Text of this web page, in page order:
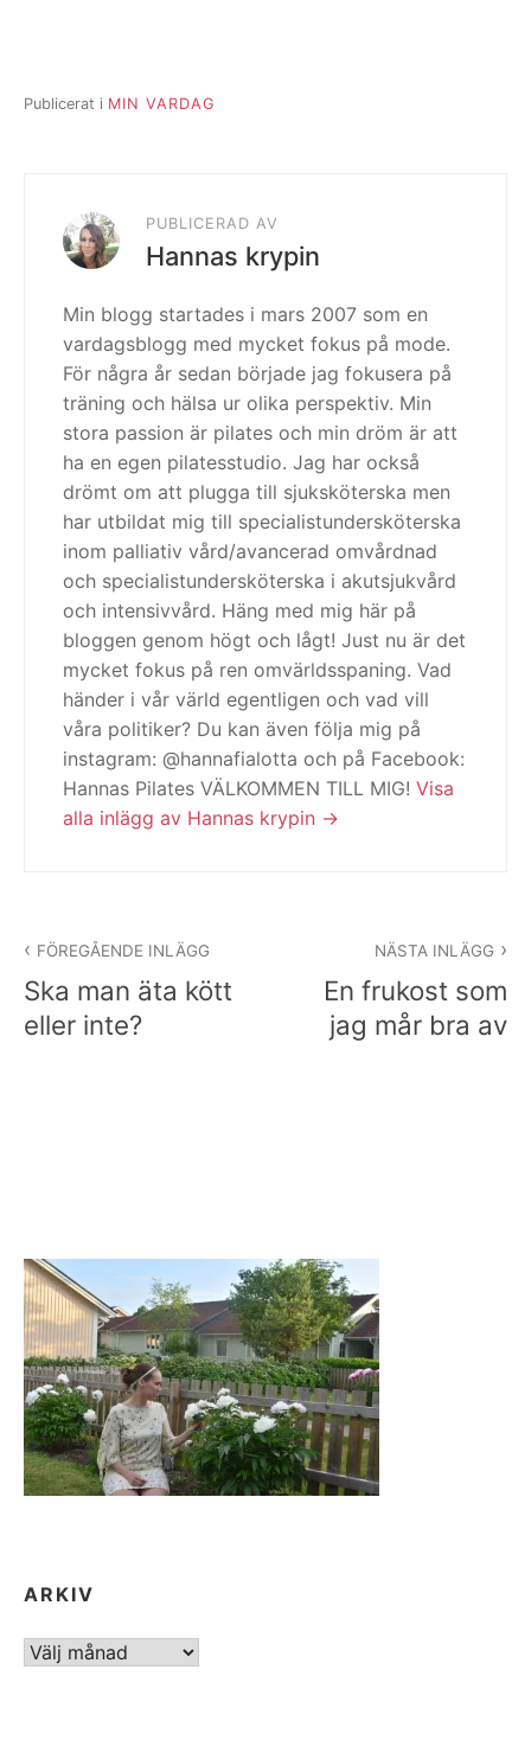
Publicerat i MIN VARDAG
PUBLICERAD AV
Hannas krypin
Min blogg startades i mars 2007 som en
vardagsblogg med mycket fokus på mode.
För några år sedan började jag fokusera på
träning och hälsa ur olika perspektiv. Min
stora passion är pilates och min dröm är att
ha en egen pilatesstudio. Jag har också
drömt om att plugga till sjuksköterska men
har utbildat mig till specialistundersköterska
inom palliativ vård/avancerad omvårdnad
och specialistundersköterska i akutsjukvård
och intensivvård. Häng med mig här på
bloggen genom högt och lågt! Just nu är det
mycket fokus på ren omvärldsspaning. Vad
händer i vår värld egentligen och vad vill
våra politiker? Du kan även följa mig på
instagram: @hannafialotta och på Facebook:
Hannas Pilates VÄLKOMMEN TILL MIG! Visa
alla inlägg av Hannas krypin
FÖREGÅENDE INLÄGG
Ska man äta kött
eller inte?
NÄSTA INLÄGG
En frukost som
jag mår bra av
ARKIV
ARKIV